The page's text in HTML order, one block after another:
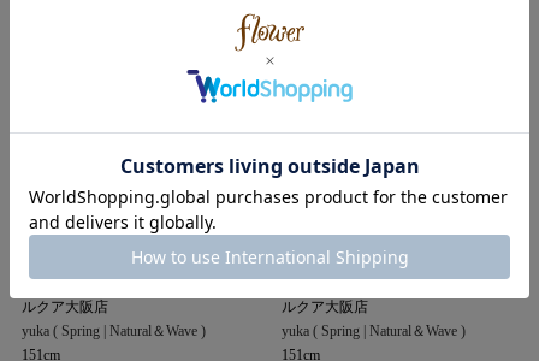
flower
ルクア大阪店
yuka ( Spring | Natural＆Wave )
151cm
flower
ルクア大阪店
yuka ( Spring | Natural＆Wave )
151cm